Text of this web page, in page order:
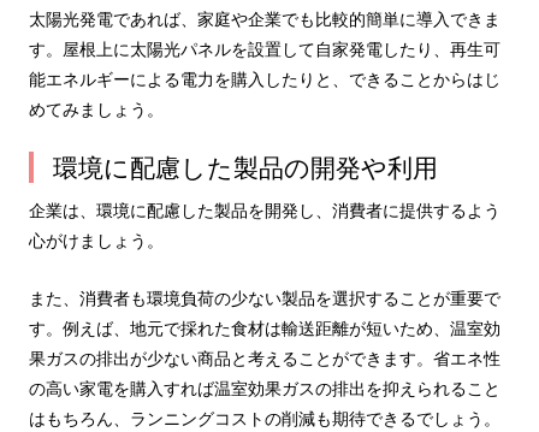
太陽光発電であれば、家庭や企業でも比較的簡単に導入できま
す。屋根上に太陽光パネルを設置して自家発電したり、再生可
能エネルギーによる電力を購入したりと、できることからはじ
めてみましょう。
環境に配慮した製品の開発や利用
企業は、環境に配慮した製品を開発し、消費者に提供するよう
心がけましょう。
また、消費者も環境負荷の少ない製品を選択することが重要で
す。例えば、地元で採れた食材は輸送距離が短いため、温室効
果ガスの排出が少ない商品と考えることができます。省エネ性
の高い家電を購入すれば温室効果ガスの排出を抑えられること
はもちろん、ランニングコストの削減も期待できるでしょう。